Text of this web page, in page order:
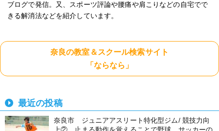
ブログで発信。又、スポーツ評論や腰痛や肩こりなどの自宅でで
きる解消法などを紹介しています。
奈良の教室＆スクール検索サイト
「ならなら」
最近の投稿
奈良市 ジュニアアスリート特化型ジム/ 競技力向